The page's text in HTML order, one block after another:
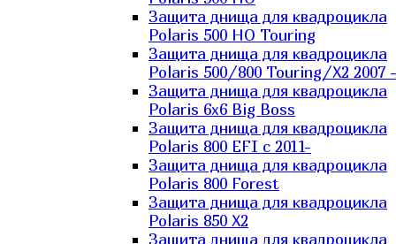
Защита днища для квадроцикла
Polaris 500 HO Touring
Защита днища для квадроцикла
Polaris 500/800 Touring/X2 2007 -
Защита днища для квадроцикла
Polaris 6х6 Big Boss
Защита днища для квадроцикла
Polaris 800 EFI с 2011-
Защита днища для квадроцикла
Polaris 800 Forest
Защита днища для квадроцикла
Polaris 850 X2
Защита днища для квадроцикла